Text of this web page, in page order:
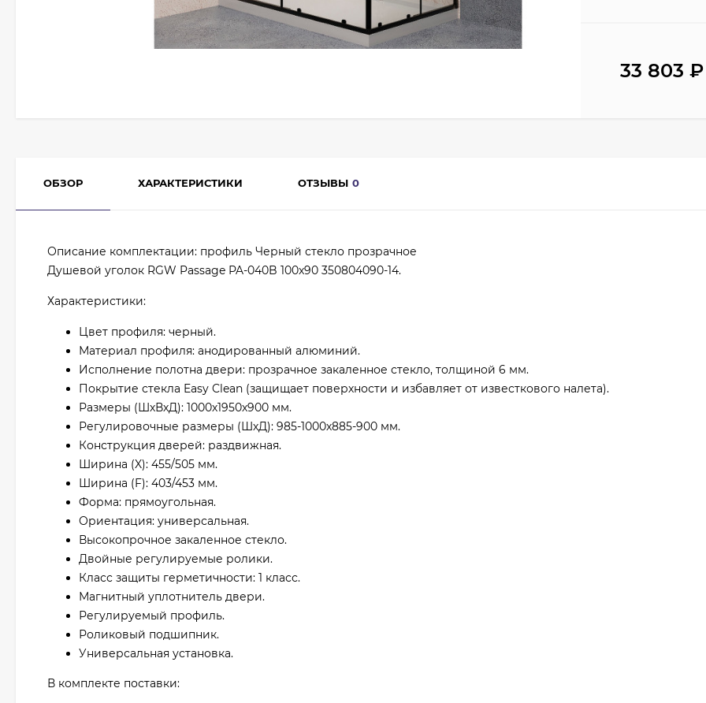
33 803₽
ОБЗОР ХАРАКТЕРИСТИКИ ОТЗЫВЫ 0
Описание комплектации: профиль Черный стекло прозрачное
Душевой уголок RGW Passage PA-040B 100x90 350804090-14.
Характеристики:
Цвет профиля: черный.
Материал профиля: анодированный алюминий.
Исполнение полотна двери: прозрачное закаленное стекло, толщиной 6 мм.
Покрытие стекла Easy Clean (защищает поверхности и избавляет от известкового налета).
Размеры (ШхВхД): 1000х1950х900 мм.
Регулировочные размеры (ШхД): 985-1000х885-900 мм.
Конструкция дверей: раздвижная.
Ширина (X): 455/505 мм.
Ширина (F): 403/453 мм.
Форма: прямоугольная.
Ориентация: универсальная.
Высокопрочное закаленное стекло.
Двойные регулируемые ролики.
Класс защиты герметичности: 1 класс.
Магнитный уплотнитель двери.
Регулируемый профиль.
Роликовый подшипник.
Универсальная установка.
В комплекте поставки: